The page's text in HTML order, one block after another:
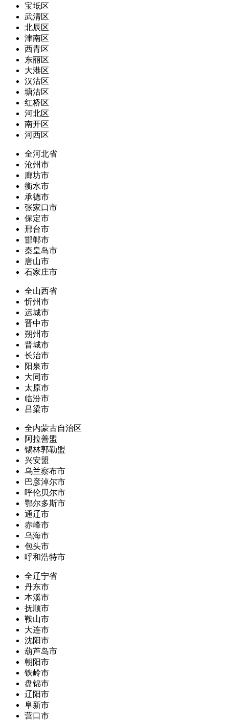
宝坻区
武清区
北辰区
津南区
西青区
东丽区
大港区
汉沽区
塘沽区
红桥区
河北区
南开区
河西区
全河北省
沧州市
廊坊市
衡水市
承德市
张家口市
保定市
邢台市
邯郸市
秦皇岛市
唐山市
石家庄市
全山西省
忻州市
运城市
晋中市
朔州市
晋城市
长治市
阳泉市
大同市
太原市
临汾市
吕梁市
全内蒙古自治区
阿拉善盟
锡林郭勒盟
兴安盟
乌兰察布市
巴彦淖尔市
呼伦贝尔市
鄂尔多斯市
通辽市
赤峰市
乌海市
包头市
呼和浩特市
全辽宁省
丹东市
本溪市
抚顺市
鞍山市
大连市
沈阳市
葫芦岛市
朝阳市
铁岭市
盘锦市
辽阳市
阜新市
营口市